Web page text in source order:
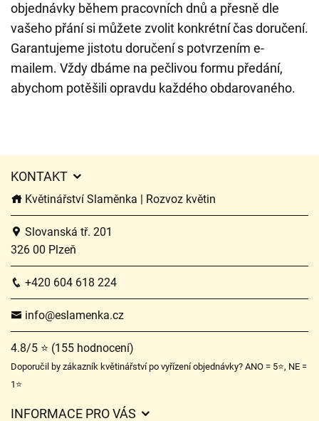
objednávky během pracovních dnů a přesně dle
vašeho přání si můžete zvolit konkrétní čas doručení.
Garantujeme jistotu doručení s potvrzením e-
mailem. Vždy dbáme na pečlivou formu předání,
abychom potěšili opravdu každého obdarovaného.
KONTAKT
Květinářství Slaměnka | Rozvoz květin
Slovanská tř. 201
326 00 Plzeň
+420 604 618 224
info@eslamenka.cz
4.8/5 ⭐ (155 hodnocení)
Doporučil by zákazník květinářství po vyřízení objednávky? ANO = 5⭐, NE =
1⭐
INFORMACE PRO VÁS